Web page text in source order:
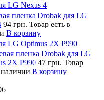
LG Nexus 4
пленка Drobak для LG
94 грн. Товар есть в
В корзину
LG Optimus 2X P990
пленка Drobak для LG
2X P990 47 грн. Товар
наличии В корзину